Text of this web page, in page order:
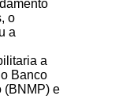
o
a
a
Banco
(BNMP) e